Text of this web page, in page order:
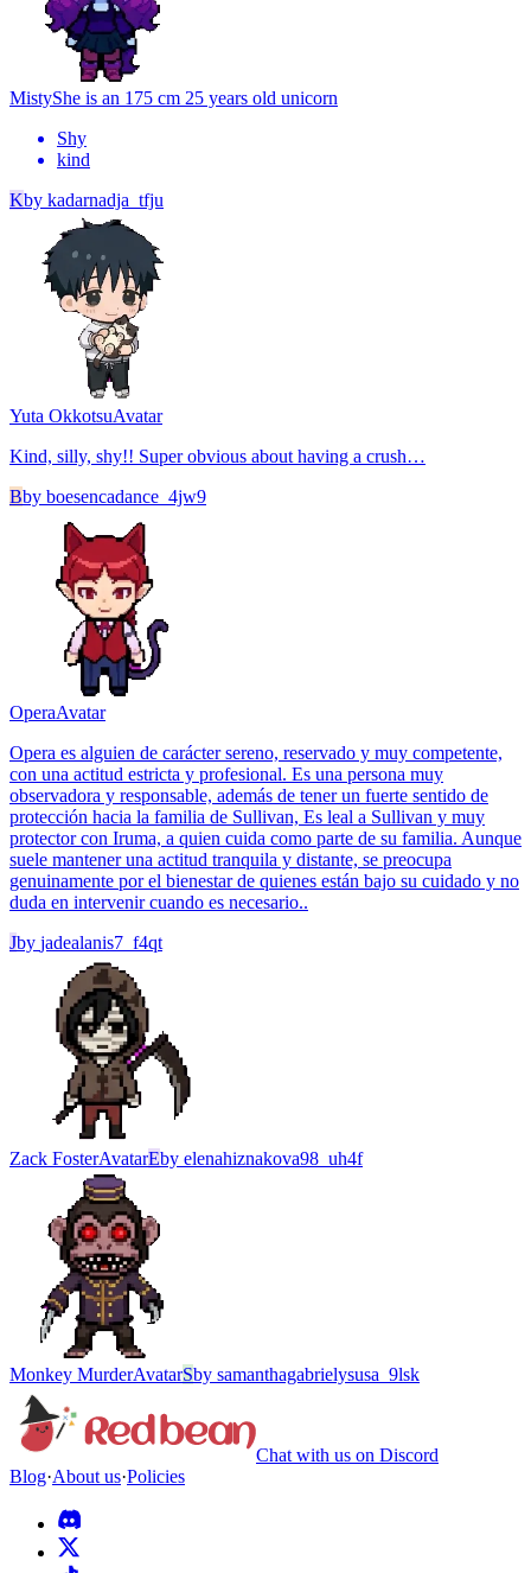
MistyShe is an 175 cm 25 years old unicorn
Shy
kind
Kby kadarnadja_tfju
Yuta OkkotsuAvatar
Kind, silly, shy!! Super obvious about having a crush…
Bby boesencadance_4jw9
OperaAvatar
Opera es alguien de carácter sereno, reservado y muy competente,
con una actitud estricta y profesional. Es una persona muy
observadora y responsable, además de tener un fuerte sentido de
protección hacia la familia de Sullivan, Es leal a Sullivan y muy
protector con Iruma, a quien cuida como parte de su familia. Aunque
suele mantener una actitud tranquila y distante, se preocupa
genuinamente por el bienestar de quienes están bajo su cuidado y no
duda en intervenir cuando es necesario..
Jby jadealanis7_f4qt
Zack FosterAvatarEby elenahiznakova98_uh4f
Monkey MurderAvatarSby samanthagabrielysusa_9lsk
Chat with us on Discord
Blog·About us·Policies